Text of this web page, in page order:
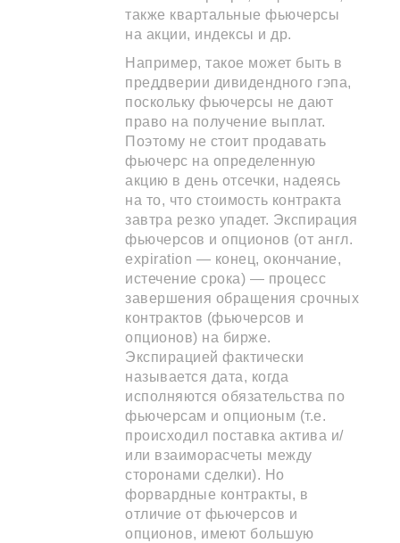
также квартальные фьючерсы
на акции, индексы и др.
Например, такое может быть в
преддверии дивидендного гэпа,
поскольку фьючерсы не дают
право на получение выплат.
Поэтому не стоит продавать
фьючерс на определенную
акцию в день отсечки, надеясь
на то, что стоимость контракта
завтра резко упадет. Экспирация
фьючерсов и опционов (от англ.
expiration — конец, окончание,
истечение срока) — процесс
завершения обращения срочных
контрактов (фьючерсов и
опционов) на бирже.
Экспирацией фактически
называется дата, когда
исполняются обязательства по
фьючерсам и опционым (т.е.
происходил поставка актива и/
или взаиморасчеты между
сторонами сделки). Но
форвардные контракты, в
отличие от фьючерсов и
опционов, имеют большую